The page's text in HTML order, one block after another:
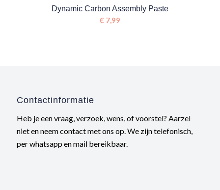
Dynamic Carbon Assembly Paste
€ 7,99
Contactinformatie
Heb je een vraag, verzoek, wens, of voorstel? Aarzel
niet en neem contact met ons op. We zijn telefonisch,
per whatsapp en mail bereikbaar.